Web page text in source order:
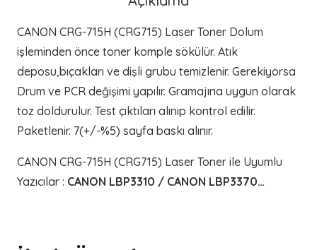
CANON CRG-715H (CRG715) Laser Toner Dolum
işleminden önce toner komple sökülür. Atık
deposu,bıçakları ve dişli grubu temizlenir. Gerekiyorsa
Drum ve PCR değişimi yapılır. Gramajına uygun olarak
toz doldurulur. Test çıktıları alınıp kontrol edilir.
Paketlenir. 7(+/-%5) sayfa baskı alınır.
CANON CRG-715H (CRG715) Laser Toner ile Uyumlu
Yazıcılar : CANON LBP3310 / CANON LBP3370…